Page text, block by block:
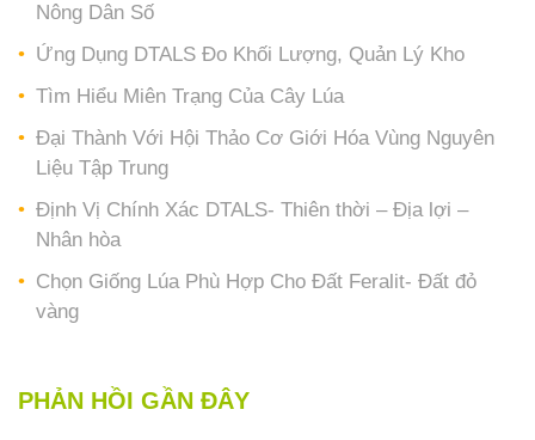
Nông Dân Số
Ứng Dụng DTALS Đo Khối Lượng, Quản Lý Kho
Tìm Hiểu Miên Trạng Của Cây Lúa
Đại Thành Với Hội Thảo Cơ Giới Hóa Vùng Nguyên
Liệu Tập Trung
Định Vị Chính Xác DTALS- Thiên thời – Địa lợi –
Nhân hòa
Chọn Giống Lúa Phù Hợp Cho Đất Feralit- Đất đỏ
vàng
PHẢN HỒI GẦN ĐÂY